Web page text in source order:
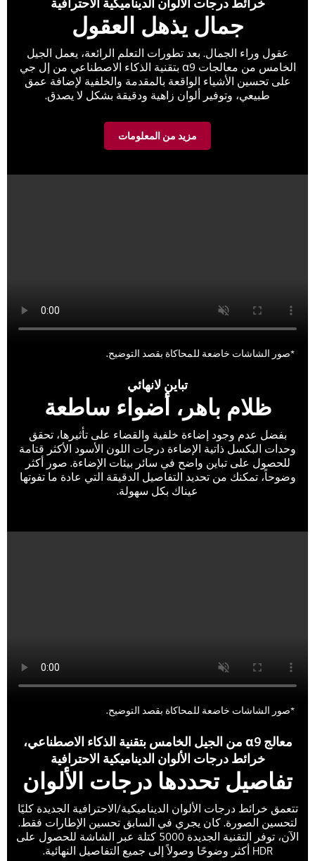
خرائط درجات الألوان الديناميكية الاحترافية
جمال يذهل العقول
عقول وراء الجمال. بعد تطورات التعلم الرائعة، يعمل الجيل
الخامس من معالجات α9 بتقنية الذكاء الاصطناعي من إل جي
على تحسين الأشياء الواقعة بالمقدمة والخلفية لإضافة عمق
طبيعي، وتوفير ألوان زاهية ودقيقة بشكل لا يصدق.
مزيد من المعلومات
*صور الشاشات خاضعة للمحاكاة بقصد التوضيح.
تباين لانهائي
ظلام باهر، أضواء ساطعة
بفضل عدم وجود إضاءة خلفية والقضاء على تأثيرها، تحقق
وحدات البكسل ذاتية الإضاءة درجات اللون الأسود الأكثر قتامة
للحصول على تباين واضح في سائر بيئات الإضاءة. صور أكثر
وضوحاً، تمكنك من تحديد التفاصيل الدقيقة التي عادة ما تفوتها
عيناك بكل سهولة.
*صور الشاشات خاضعة للمحاكاة بقصد التوضيح.
معالج α9 من الجيل الخامس بتقنية الذكاء الاصطناعي،
خرائط درجات الألوان الديناميكية الاحترافية
تفاصيل تحددها درجات الألوان
تتعمق خرائط درجات الألوان الديناميكية/الاحترافية الجديدة كليًا
لتحسين الصورة. كان يجري في السابق تحسين الإطارات فقط.
الآن، توفر التقنية الجديدة 5000 كتلة عبر الشاشة للحصول على
HDR أكثر وضوحًا وصولاً إلى جميع التفاصيل النهائية.